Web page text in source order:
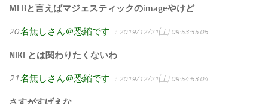
MLBと言えばマジェスティックのimageやけど
20名無しさん＠恐縮です ：2019/12/21(土) 09:53:35.05
NIKEとは関わりたくないわ
21名無しさん＠恐縮です ：2019/12/21(土) 09:54:53.04